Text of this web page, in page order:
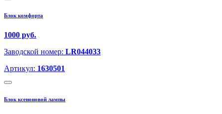
Блок комфорта
1000 руб.
Заводской номер: LR044033
Артикул: 1630501
Блок ксеноновой лампы